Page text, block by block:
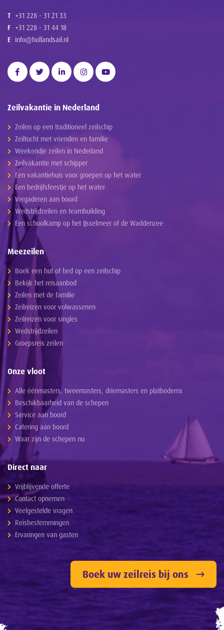
T +31 228 - 31 21 33
F +31 228 - 31 44 18
E info@hollandsail.nl
Zeilvakantie in Nederland
Zeilen op een traditioneel zeilschip
Zeiltocht met vrienden en familie
Weekendje zeilen in Nederland
Zeilvakantie met schipper
Een vakantiehuis voor groepen op het water
Een bedrijfsfeestje op het water
Vergaderen aan boord
Wedstrijdzeilen en teambuilding
Een schoolkamp op het IJsselmeer of de Waddenzee
Meezeilen
Boek een hut of bed op een zeilschip
Bekijk het reisaanbod
Zeilen met de familie
Zeilreizen voor volwassenen
Zeilreizen voor singles
Wedstrijdzeilen
Groepsreis zeilen
Onze vloot
Alle éénmasters, tweemasters, driemasters en platbodems
Beschikbaarheid van de schepen
Service aan boord
Catering aan boord
Waar zijn de schepen nu
Direct naar
Vrijblijvende offerte
Contact opnemen
Veelgestelde vragen
Reisbestemmingen
Ervaringen van gasten
Boek uw zeilreis bij ons